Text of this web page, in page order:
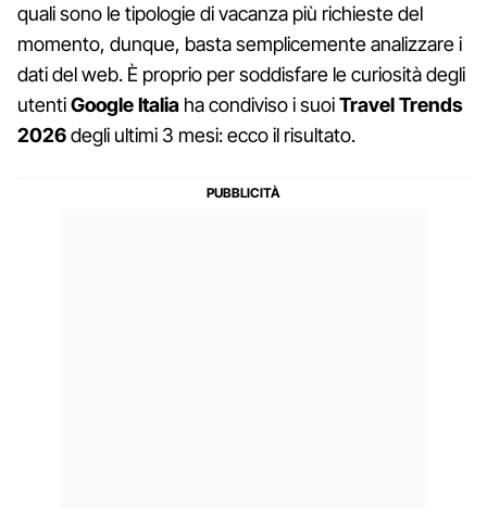
quali sono le tipologie di vacanza più richieste del
momento, dunque, basta semplicemente analizzare i
dati del web. È proprio per soddisfare le curiosità degli
utentiGoogle Italia ha condiviso i suoiTravel Trends
2026degli ultimi 3 mesi: ecco il risultato.